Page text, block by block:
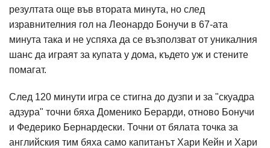
резултата още във втората минута, но след
изравнителния гол на Леонардо Бонучи в 67-ата
минута така и не успяха да се възползват от уникалния
шанс да играят за купата у дома, където уж и стените
помагат.
След 120 минути игра се стигна до дузпи и за "скуадра
адзура" точни бяха Доменико Берарди, отново Бонучи
и Федерико Бернардески. Точни от бялата точка за
английския тим бяха само капитанът Хари Кейн и Хари